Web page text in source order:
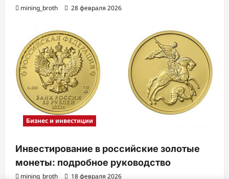
mining_broth 28 февраля 2026
Бизнес и инвестиции
Инвестирование в российские золотые
монеты: подробное руководство
mining_broth 18 февраля 2026